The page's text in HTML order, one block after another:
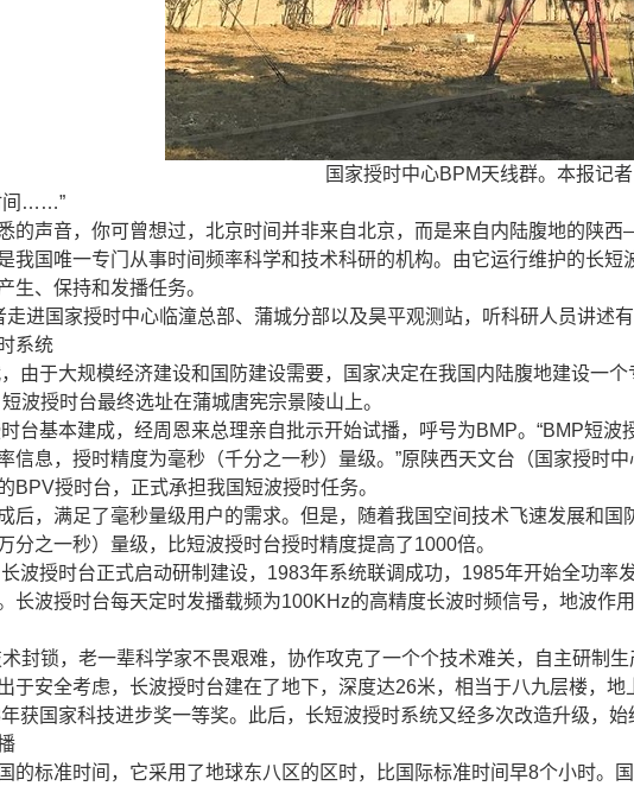
国家授时中心BPM天线群。本报记
……”
声音，你可曾想过，北京时间并非来自北京，而是来自内陆腹地的陕西
国唯一专门从事时间频率科学和技术科研的机构。由它运行维护的长短
生、保持和发播任务。
国家授时中心临潼总部、蒲城分部以及昊平观测站，听科研人员讲述有
系统
于大规模经济建设和国防建设需要，国家决定在我国内陆腹地建设一个
波授时台最终选址在蒲城唐宪宗景陵山上。
基本建成，经周恩来总理亲自批示开始试播，呼号为BMP。“BMP短波
信息，授时精度为毫秒（千分之一秒）量级。”原陕西天文台（国家授时
BPV授时台，正式承担我国短波授时任务。
，满足了毫秒量级用户的需求。但是，随着我国空间技术飞速发展和国
分之一秒）量级，比短波授时台授时精度提高了1000倍。
授时台正式启动研制建设，1983年系统联调成功，1985年开始全功率
长波授时台每天定时发播载频为100KHz的高精度长波时频信号，地波作
锁，老一辈科学家不畏艰难，协作攻克了一个个技术难关，自主研制生
于安全考虑，长波授时台建在了地下，深度达26米，相当于八九层楼，地
国家科技进步奖一等奖。此后，长短波授时系统又经多次改造升级，始
标准时间，它采用了地球东八区的区时，比国际标准时间早8个小时。